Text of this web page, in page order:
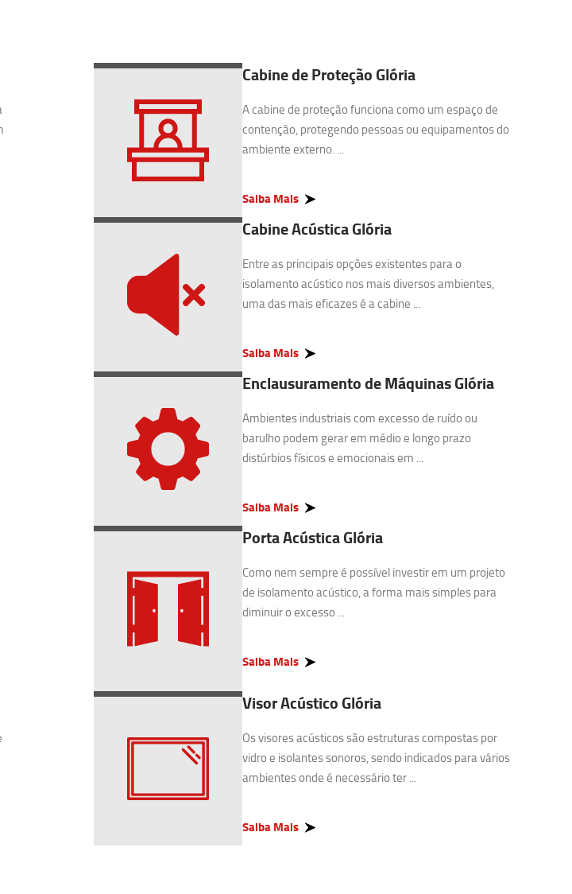
Cabine de Proteção Glória
A cabine de proteção funciona como um espaço de
contenção, protegendo pessoas ou equipamentos do
ambiente externo. ...
Saiba Mais
Cabine Acústica Glória
Entre as principais opções existentes para o
isolamento acústico nos mais diversos ambientes,
uma das mais eficazes é a cabine ...
Saiba Mais
Enclausuramento de Máquinas Glória
Ambientes industriais com excesso de ruído ou
barulho podem gerar em médio e longo prazo
distúrbios físicos e emocionais em ...
Saiba Mais
Porta Acústica Glória
Como nem sempre é possível investir em um projeto
de isolamento acústico, a forma mais simples para
diminuir o excesso ...
Saiba Mais
Visor Acústico Glória
Os visores acústicos são estruturas compostas por
vidro e isolantes sonoros, sendo indicados para vários
ambientes onde é necessário ter ...
Saiba Mais